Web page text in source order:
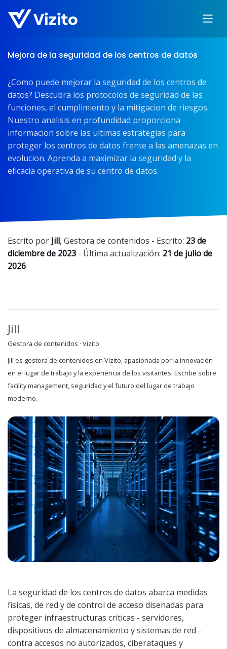
Mejora de la seguridad de los centros de datos
¿Como puede mejorar la seguridad de los centros de
datos? Descubra los protocolos de seguridad de las
funciones, el cumplimiento y la mitigacion de riesgos.
Nuestro analisis en profundidad proporciona
informacion sobre las ultimas estrategias para
proteger los centros de datos frente a las amenazas en
evolucion. Aprenda a maximizar la seguridad y la
eficacia operativa de su centro de datos.
Escrito por Jill, Gestora de contenidos - Escrito: 23 de
diciembre de 2023 - Última actualización: 21 de julio de
2026
La seguridad de los centros de datos abarca medidas
fisicas, de red y de control de acceso disenadas para
proteger infraestructuras criticas - servidores,
dispositivos de almacenamiento y sistemas de red -
contra accesos no autorizados, ciberataques y
Jill
Gestora de contenidos · Vizito
Jill es gestora de contenidos en Vizito, apasionada por la innovación
en el lugar de trabajo y la experiencia de los visitantes. Escribe sobre
facility management, seguridad y el futuro del lugar de trabajo
moderno.